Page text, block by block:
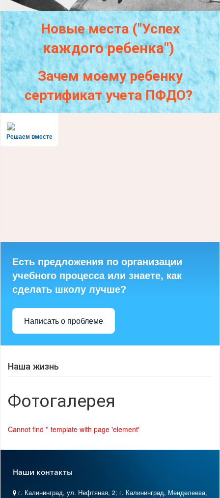
Новые места ("Успех
каждогоребенка")
Зачем моему ребенку
сертификат учета ПФДО?
Решаем вместе
Есть предложения по организации
учебного процесса или знаете, как
сделать школу лучше?
Написать о проблеме
Наша жизнь
Фотогалерея
Cannot find '' template with page 'element'
Наши контакты
г. Калининград, ул. Нефтяная, 2; г. Калининград, Менделеева,